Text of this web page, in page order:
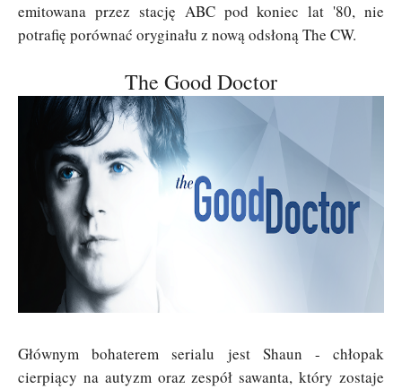
emitowana przez stację ABC pod koniec lat '80, nie
potrafię porównać oryginału z nową odsłoną The CW.
The Good Doctor
Głównym bohaterem serialu jest Shaun - chłopak
cierpiący na autyzm oraz zespół sawanta, który zostaje